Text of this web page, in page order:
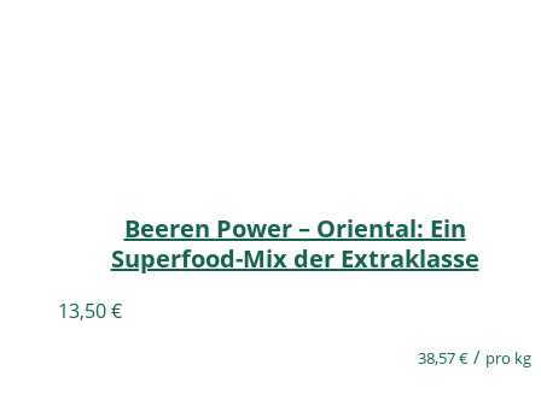
Beeren Power – Oriental: Ein
Superfood-Mix der Extraklasse
13,50€
38,57€ / pro kg